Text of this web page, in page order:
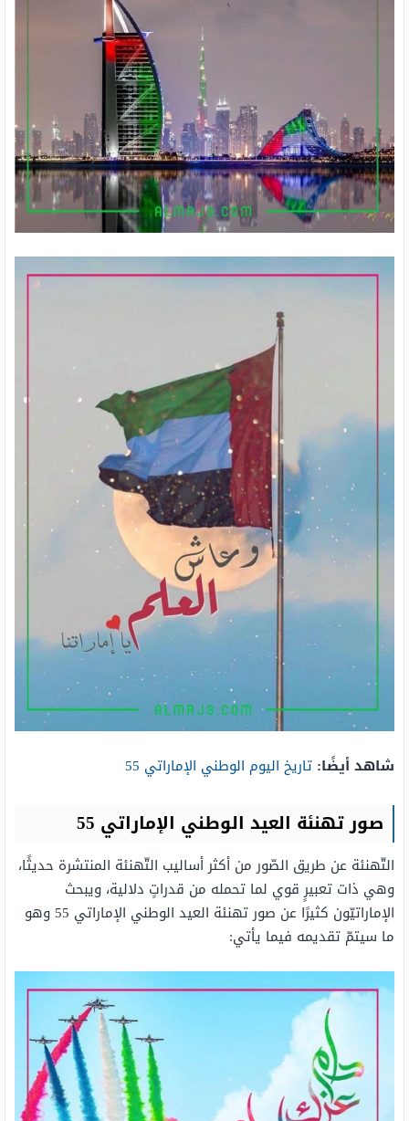
شاهد أيضًا: تاريخ اليوم الوطني الإماراتي 55
صور تهنئة العيد الوطني الإماراتي 55
التّهنئة عن طريق الصّور من أكثر أساليب التّهنئة المنتشرة حديثًا،
وهي ذات تعبيرٍ قوي لما تحمله من قدراتٍ دلالية، ويبحث
الإماراتيّون كثيرًا عن صور تهنئة العيد الوطني الإماراتي 55 وهو
ما سيتمّ تقديمه فيما يأتي: